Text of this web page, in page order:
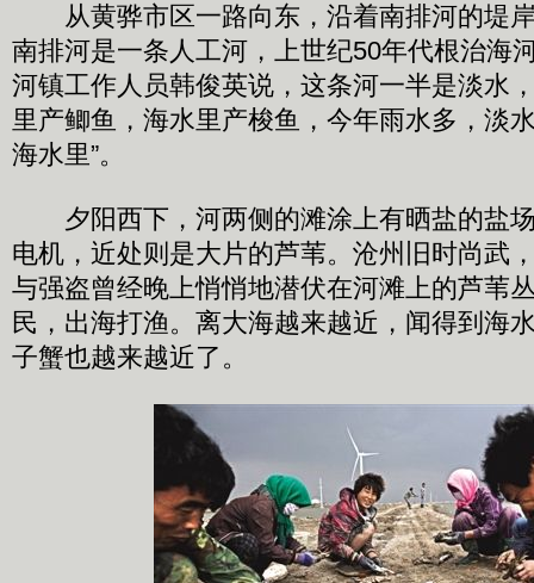
从黄骅市区一路向东，沿着南排河的堤
南排河是一条人工河，上世纪50年代根治海
河镇工作人员韩俊英说，这条河一半是淡水
里产鲫鱼，海水里产梭鱼，今年雨水多，淡
海水里”。
夕阳西下，河两侧的滩涂上有晒盐的盐
电机，近处则是大片的芦苇。沧州旧时尚武
与强盗曾经晚上悄悄地潜伏在河滩上的芦苇
民，出海打渔。离大海越来越近，闻得到海
子蟹也越来越近了。